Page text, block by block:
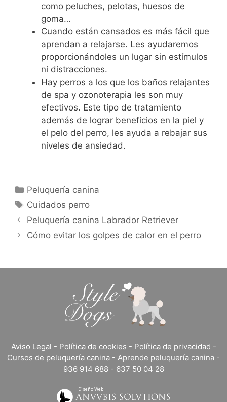
como peluches, pelotas, huesos de
goma…
Cuando están cansados es más fácil que
aprendan a relajarse. Les ayudaremos
proporcionándoles un lugar sin estímulos
ni distracciones.
Hay perros a los que los baños relajantes
de spa y ozonoterapia les son muy
efectivos. Este tipo de tratamiento
además de lograr beneficios en la piel y
el pelo del perro, les ayuda a rebajar sus
niveles de ansiedad.
Categorías
Peluquería canina
Etiquetas
Cuidados perro
Peluquería canina Labrador Retriever
Cómo evitar los golpes de calor en el perro
Aviso Legal - Política de cookies - Política de privacidad -
Cursos de peluquería canina - Aprende peluquería canina -
936 914 688- 637 50 04 28